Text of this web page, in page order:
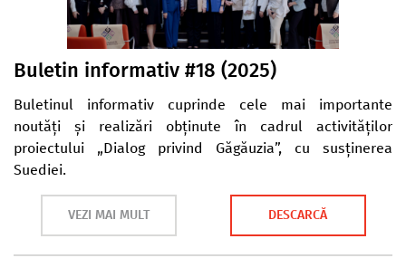
Buletin informativ #18 (2025)
Buletinul informativ cuprinde cele mai importante
noutăți și realizări obținute în cadrul activităților
proiectului „Dialog privind Găgăuzia”, cu susținerea
Suediei.
VEZI MAI MULT DESCARCĂ